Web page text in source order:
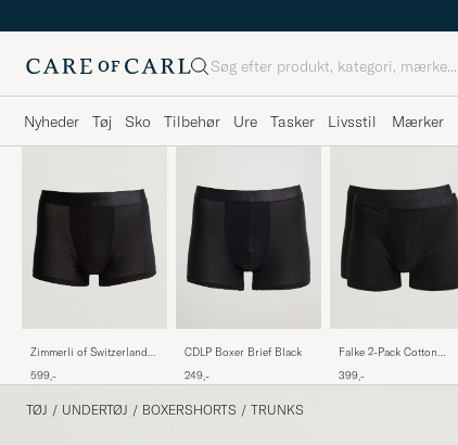
Søg
Nyheder Tøj Sko Tilbehør Ure Tasker Livsstil Mærker
Zimmerli of Switzerland
Briefs Black
599,-
CDLP Boxer Brief Black
249,-
Falke 2-Pack Cotton
399,-
TØJ / UNDERTØJ / BOXERSHORTS / TRUNKS